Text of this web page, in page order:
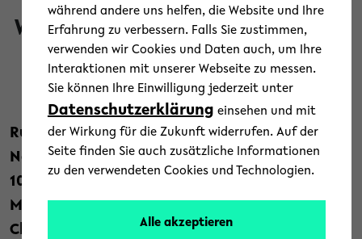
Wie Finanzmärkte den Alltag in
Asien umformen
7. April 2026
Rund 40 Wissenschaftler*innen aus Europa,
Nordamerika und Asien diskutieren vom 8. bis
10. April an der Universität Bielefeld, wie
Marktlogik sozialistische Gesellschaften in
China, Vietnam und Laos verändert. Die
während andere uns helfen, die Website und Ihre
Erfahrung zu verbessern. Falls Sie zustimmen,
verwenden wir Cookies und Daten auch, um Ihre
Interaktionen mit unserer Webseite zu messen.
Sie können Ihre Einwilligung jederzeit unter
Datenschutzerklärung einsehen und mit
der Wirkung für die Zukunft widerrufen. Auf der
Seite finden Sie auch zusätzliche Informationen
zu den verwendeten Cookies und Technologien.
Alle akzeptieren